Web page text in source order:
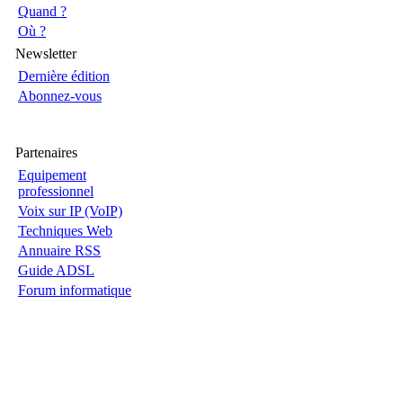
Quand ?
Où ?
Newsletter
Dernière édition
Abonnez-vous
Partenaires
Equipement
professionnel
Voix sur IP (VoIP)
Techniques Web
Annuaire RSS
Guide ADSL
Forum informatique